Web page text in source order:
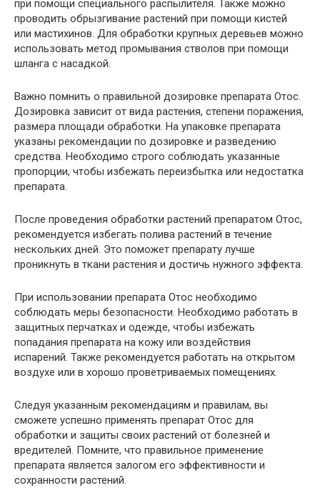
при помощи специального распылителя. Также можно
проводить обрызгивание растений при помощи кистей
или мастихинов. Для обработки крупных деревьев можно
использовать метод промывания стволов при помощи
шланга с насадкой.
Важно помнить о правильной дозировке препарата Отос.
Дозировка зависит от вида растения, степени поражения,
размера площади обработки. На упаковке препарата
указаны рекомендации по дозировке и разведению
средства. Необходимо строго соблюдать указанные
пропорции, чтобы избежать переизбытка или недостатка
препарата.
После проведения обработки растений препаратом Отос,
рекомендуется избегать полива растений в течение
нескольких дней. Это поможет препарату лучше
проникнуть в ткани растения и достичь нужного эффекта.
При использовании препарата Отос необходимо
соблюдать меры безопасности. Необходимо работать в
защитных перчатках и одежде, чтобы избежать
попадания препарата на кожу или воздействия
испарений. Также рекомендуется работать на открытом
воздухе или в хорошо проветриваемых помещениях.
Следуя указанным рекомендациям и правилам, вы
сможете успешно применять препарат Отос для
обработки и защиты своих растений от болезней и
вредителей. Помните, что правильное применение
препарата является залогом его эффективности и
сохранности растений.